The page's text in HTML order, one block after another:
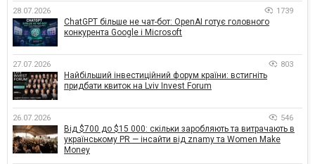
28.07.2026 1739
ChatGPT більше не чат-бот: OpenAI готує головного
конкурента Google і Microsoft
27.07.2026 803
Найбільший інвестиційний форум країни: встигніть
придбати квиток на Lviv Invest Forum
26.07.2026 546
Від $700 до $15 000: скільки заробляють та витрачають в
українському PR — інсайти від znamy та Women Make
Money